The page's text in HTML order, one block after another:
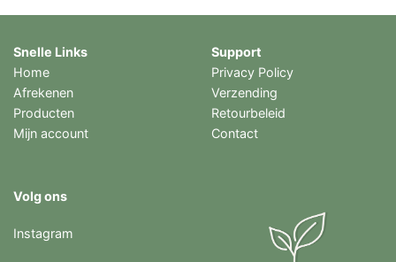
Snelle Links
Home
Afrekenen
Producten
Mijn account
Support
Privacy Policy
Verzending
Retourbeleid
Contact
Volg ons
Instagram